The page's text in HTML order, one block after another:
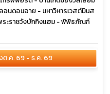
ดูรายละเอียดarrow_forward